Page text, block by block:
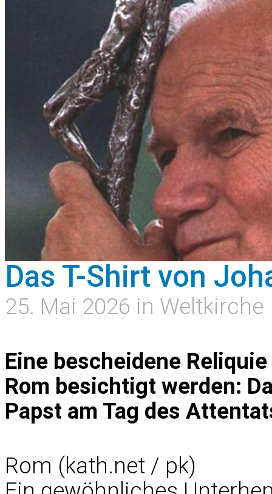
Das T-Shirt von
25. Mai 2026 in Weltkirche
Eine bescheidene
Rom besichtigt werden:
Papst am Tag des
Rom (kath.net / pk)